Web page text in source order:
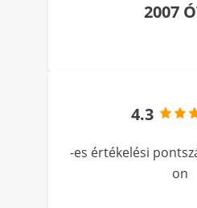
2007
4.3
-es értékelési
on